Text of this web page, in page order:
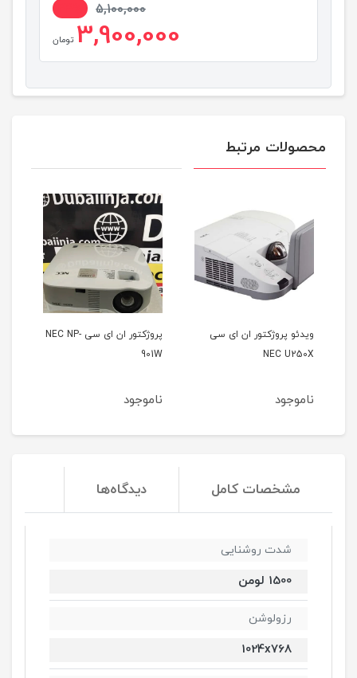
5,100,000
3,900,000 تومان
محصولات مرتبط
پروژکتور ان ای سی NEC NP-
901W
ناموجود
ویدئو پروژکتور هیتاچی
ناموجود
مشخصات کامل دیدگاه‌ها
شدت روشنایی
1500 لومن
رزولوشن
1024x768